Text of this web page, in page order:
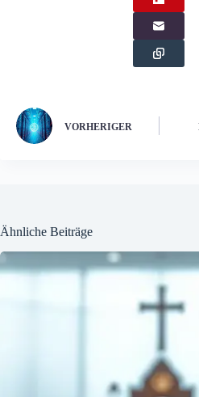
VORHERIGER
Ähnliche Beiträge